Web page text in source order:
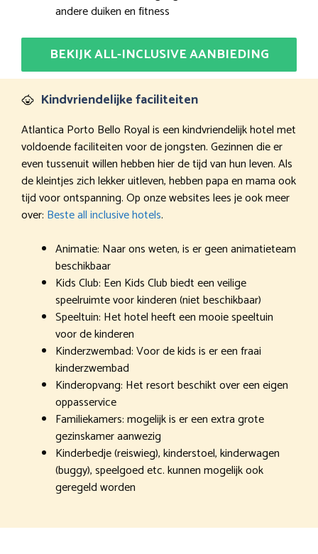
andere duiken en fitness
BEKIJK ALL-INCLUSIVE AANBIEDING
Kindvriendelijke faciliteiten
Atlantica Porto Bello Royal is een kindvriendelijk hotel met
voldoende faciliteiten voor de jongsten. Gezinnen die er
even tussenuit willen hebben hier de tijd van hun leven. Als
de kleintjes zich lekker uitleven, hebben papa en mama ook
tijd voor ontspanning. Op onze websites lees je ook meer
over: Beste all inclusive hotels.
Animatie: Naar ons weten, is er geen animatieteam
beschikbaar
Kids Club: Een Kids Club biedt een veilige
speelruimte voor kinderen (niet beschikbaar)
Speeltuin: Het hotel heeft een mooie speeltuin
voor de kinderen
Kinderzwembad: Voor de kids is er een fraai
kinderzwembad
Kinderopvang: Het resort beschikt over een eigen
oppasservice
Familiekamers: mogelijk is er een extra grote
gezinskamer aanwezig
Kinderbedje (reiswieg), kinderstoel, kinderwagen
(buggy), speelgoed etc. kunnen mogelijk ook
geregeld worden